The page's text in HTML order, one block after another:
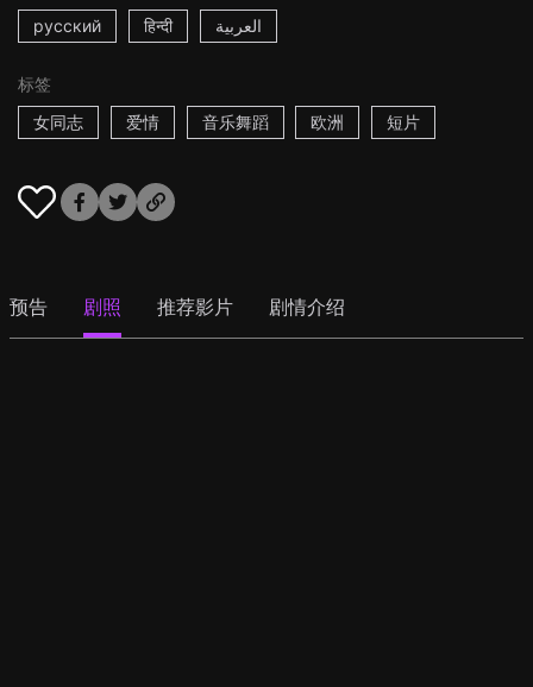
русский हिन्दी العربية
标签
女同志
爱情 音乐舞蹈 欧洲 短片
预告 剧照 推荐影片 剧情介绍